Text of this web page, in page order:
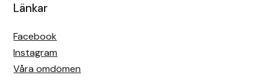
Länkar
Facebook
Instagram
Våra omdömen